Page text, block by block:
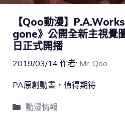
【Qoo動漫】
gone》公開全新主視覺
日正式開播
2019/03/14 作者: Mr. Qoo
PA原創動畫，值得期待
動漫情報